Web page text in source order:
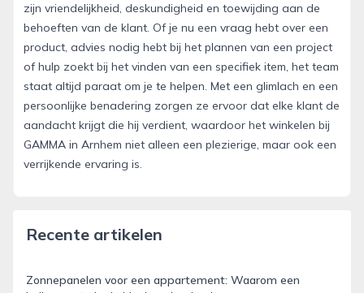
zijn vriendelijkheid, deskundigheid en toewijding aan de
behoeften van de klant. Of je nu een vraag hebt over een
product, advies nodig hebt bij het plannen van een project
of hulp zoekt bij het vinden van een specifiek item, het team
staat altijd paraat om je te helpen. Met een glimlach en een
persoonlijke benadering zorgen ze ervoor dat elke klant de
aandacht krijgt die hij verdient, waardoor het winkelen bij
GAMMA in Arnhem niet alleen een plezierige, maar ook een
verrijkende ervaring is.
Recente artikelen
Zonnepanelen voor een appartement: Waarom een